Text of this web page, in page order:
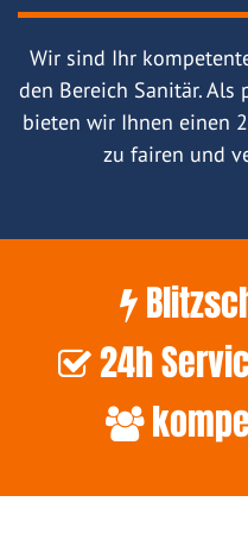
Wir sind Ihr
den Bereich Sanitär.
bieten wir Ihnen einen
zu fairen und
24h